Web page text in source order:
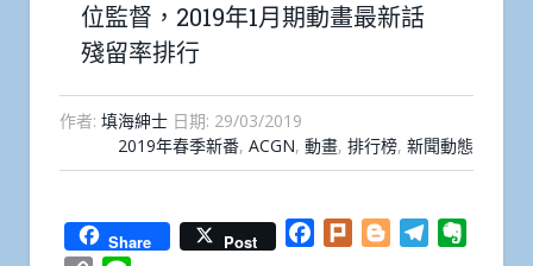
位監督，2019年1月期動畫最新話
殘留率排行
作者: 填海紳士 日期: 29/03/2019
2019年春季新番, ACGN, 動畫, 排行榜, 新聞動態
Share Post Facebook
Plurk BloggerTelegram